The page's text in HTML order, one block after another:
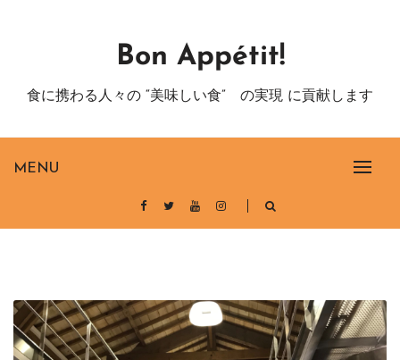
MENU
Bon Appétit!
食に携わる人々の “美味しい食” の実現 に貢献します